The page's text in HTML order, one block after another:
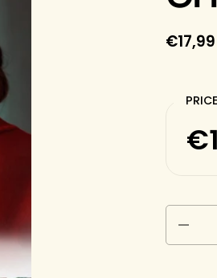
€17,99
PRICE